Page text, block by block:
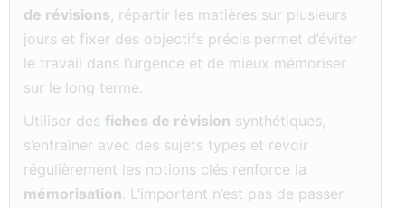
de révisions, répartir les matières sur plusieurs
jours et fixer des objectifs précis permet d’éviter
le travail dans l’urgence et de mieux mémoriser
sur le long terme.
Utiliser des fiches de révision synthétiques,
s’entraîner avec des sujets types et revoir
régulièrement les notions clés renforce la
mémorisation. L’important n’est pas de passer